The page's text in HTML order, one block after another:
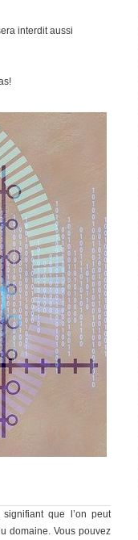
interdit aussi
que l’on peut
domaine. Vous pouvez